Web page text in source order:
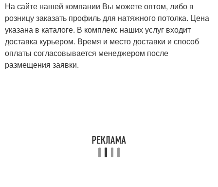
На сайте нашей компании Вы можете оптом, либо в
розницу заказать профиль для натяжного потолка. Цена
указана в каталоге. В комплекс наших услуг входит
доставка курьером. Время и место доставки и способ
оплаты согласовывается менеджером после
размещения заявки.